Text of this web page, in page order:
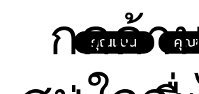
คุณ
คุณแนน
กดด้า